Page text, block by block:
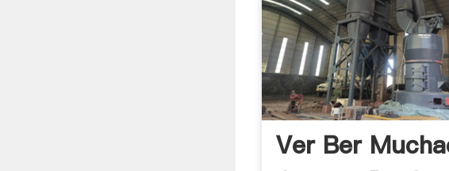
Ver Ber